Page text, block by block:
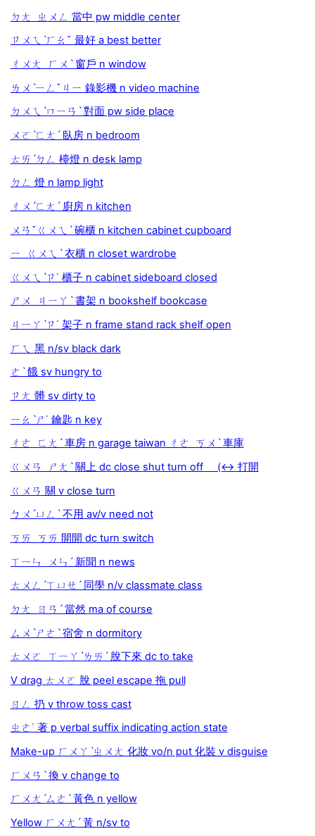
ㄉㄤ ㄓㄨㄥ 當中 pw middle center
ㄗㄨㄟˋㄏㄠˇ 最好 a best better
ㄔㄨㄤ ㄏㄨˋ 窗戶 n window
ㄌㄨˋㄧㄥˇㄐㄧ 錄影機 n video machine
ㄉㄨㄟˋㄇㄧㄢˋ 對面 pw side place
ㄨㄛˋㄈㄤˊ 臥房 n bedroom
ㄊㄞˊㄉㄥ 檯燈 n desk lamp
ㄉㄥ 燈 n lamp light
ㄔㄨˊㄈㄤˊ 廚房 n kitchen
ㄨㄢˇㄍㄨㄟˋ 碗櫃 n kitchen cabinet cupboard
ㄧ ㄍㄨㄟˋ 衣櫃 n closet wardrobe
ㄍㄨㄟˋㄗ˙ 櫃子 n cabinet sideboard closed
ㄕㄨ ㄐㄧㄚˋ 書架 n bookshelf bookcase
ㄐㄧㄚˋㄗ˙ 架子 n frame stand rack shelf open
ㄏㄟ 黑 n/sv black dark
ㄜˋ 餓 sv hungry to
ㄗㄤ 髒 sv dirty to
ㄧㄠˋㄕ˙ 鑰匙 n key
ㄔㄜ ㄈㄤˊ 車房 n garage taiwan ㄔㄜ ㄎㄨˋ 車庫
ㄍㄨㄢ ㄕㄤˋ 關上 dc close shut turn off (↔ 打開
ㄍㄨㄢ 關 v close turn
ㄅㄨˊㄩㄥˋ 不用 av/v need not
ㄎㄞ ㄎㄞ 開開 dc turn switch
ㄒㄧㄣ ㄨㄣˊ 新聞 n news
ㄊㄨㄥˊㄒㄩㄝˊ 同學 n/v classmate class
ㄉㄤ ㄖㄢˊ 當然 ma of course
ㄙㄨˋㄕㄜˋ 宿舍 n dormitory
ㄊㄨㄛ ㄒㄧㄚˋㄌㄞˊ 脫下來 dc to take
V drag ㄊㄨㄛ 脫 peel escape 拖 pull
ㄖㄥ 扔 v throw toss cast
ㄓㄜ˙ 著 p verbal suffix indicating action state
Make-up ㄏㄨㄚˋㄓㄨㄤ 化妝 vo/n put 化裝 v disguise
ㄏㄨㄢˋ 換 v change to
ㄏㄨㄤˊㄙㄜˋ 黃色 n yellow
Yellow ㄏㄨㄤˊ 黃 n/sv to